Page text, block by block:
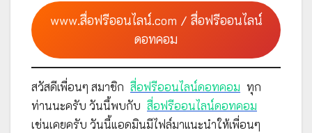
www.สื่อฟรีออนไลน์.com / สื่อฟรีออนไลน์
ดอทคอม
สวัสดีเพื่อนๆ สมาชิก สื่อฟรีออนไลน์ดอทคอม ทุก
ท่านนะครับ วันนี้พบกับ สื่อฟรีออนไลน์ดอทคอม
เช่นเคยครับ วันนี้แอดมินมีไฟล์มาแนะนำให้เพื่อนๆ